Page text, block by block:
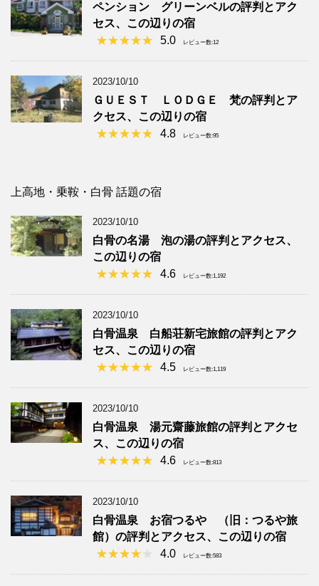
ペンション グリーンベルの評判とアク
セス、この辺りの宿
5.0
レビュー数:12
2023/10/10
ＧＵＥＳＴ ＬＯＤＧＥ 梵の評判とア
クセス、この辺りの宿
4.8
レビュー数:95
上高地・乗鞍・白骨 話題の宿
2023/10/10
白骨の名湯 泡の湯の評判とアクセス、
この辺りの宿
4.6
レビュー数:1,192
2023/10/10
白骨温泉 白船荘新宅旅館の評判とアク
セス、この辺りの宿
4.5
レビュー数:1,119
2023/10/10
白骨温泉 湯元齋藤旅館の評判とアクセ
ス、この辺りの宿
4.6
レビュー数:813
2023/10/10
白骨温泉 お宿つるや （旧：つるや旅
館）の評判とアクセス、この辺りの宿
4.0
レビュー数:583